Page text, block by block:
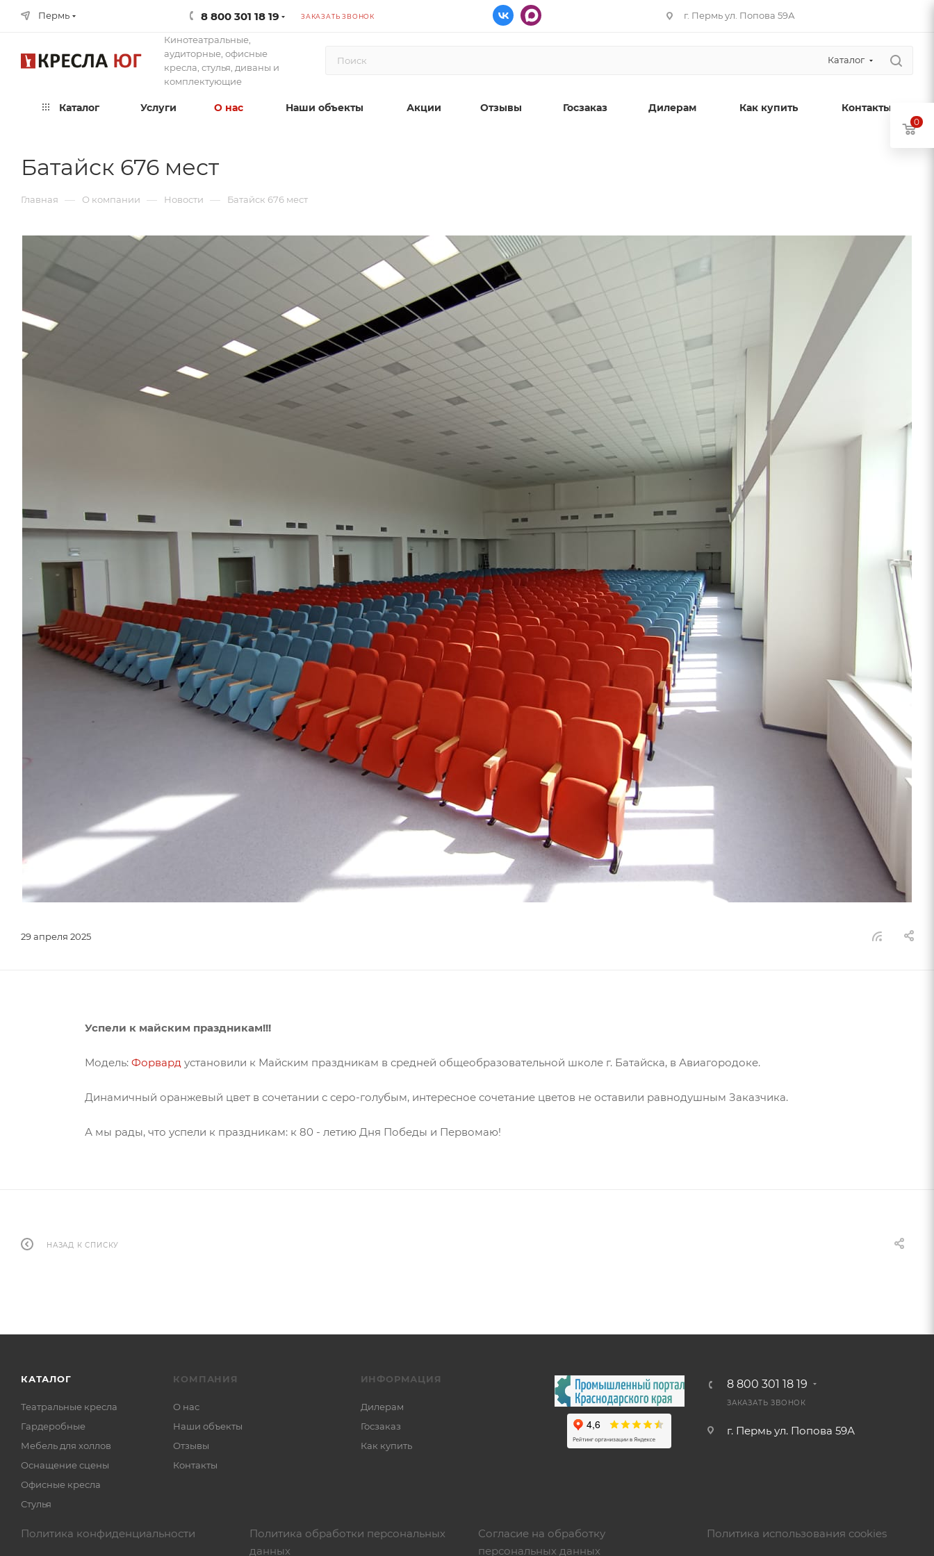
Пермь 8 800 301 18 19 ЗАКАЗАТЬ ЗВОНОК г. Пермь ул. Попова 59А
Кинотеатральные,
аудиторные, офисные
кресла, стулья, диваны и
комплектующие
Каталог
Каталог Услуги О нас Наши объекты Акции Отзывы Госзаказ Дилерам Как купить Контакты
Батайск 676 мест
Главная — О компании — Новости — Батайск 676 мест
29 апреля 2025
Успели к майским праздникам!!!
Модель: Форвард установили к Майским праздникам в средней общеобразовательной школе г. Батайска, в Авиагородоке.
Динамичный оранжевый цвет в сочетании с серо-голубым, интересное сочетание цветов не оставили равнодушным Заказчика.
А мы рады, что успели к праздникам: к 80 - летию Дня Победы и Первомаю!
НАЗАД К СПИСКУ
КАТАЛОГ
Театральные кресла
Гардеробные
Мебель для холлов
Оснащение сцены
Офисные кресла
Стулья
КОМПАНИЯ
О нас
Наши объекты
Отзывы
Контакты
ИНФОРМАЦИЯ
Дилерам
Госзаказ
Как купить
8 800 301 18 19
ЗАКАЗАТЬ ЗВОНОК
г. Пермь ул. Попова 59А
Политика конфиденциальности
Политика обработки персональных
данных
Согласие на обработку
персональных данных
Политика использования cookies
0